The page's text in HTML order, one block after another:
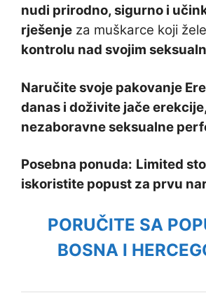
nudi prirodno, sigurno i
rješenje za muškarce koji žele
kontrolu nad svojim
Naručite svoje pakovanje
danas i doživite jače
nezaboravne seksualne
Posebna ponuda: Limited
iskoristite popust za prvu
PORUČITE SA
BOSNA I